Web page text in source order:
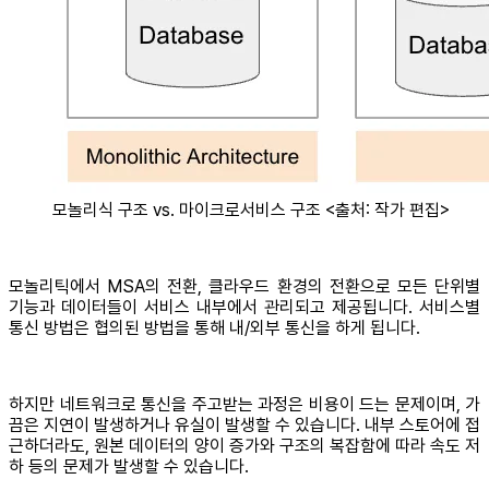
모놀리식 구조 vs. 마이크로서비스 구조 <출처: 작가 편집>
모놀리틱에서 MSA의 전환, 클라우드 환경의 전환으로 모든 단위별
기능과 데이터들이 서비스 내부에서 관리되고 제공됩니다. 서비스별
통신 방법은 협의된 방법을 통해 내/외부 통신을 하게 됩니다.
하지만 네트워크로 통신을 주고받는 과정은 비용이 드는 문제이며, 가
끔은 지연이 발생하거나 유실이 발생할 수 있습니다. 내부 스토어에 접
근하더라도, 원본 데이터의 양이 증가와 구조의 복잡함에 따라 속도 저
하 등의 문제가 발생할 수 있습니다.